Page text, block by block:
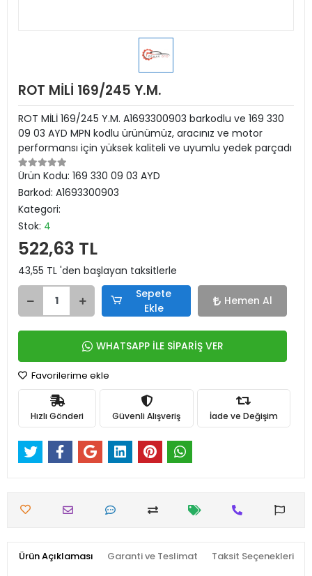
ROT MİLİ 169/245 Y.M.
ROT MİLİ 169/245 Y.M. A1693300903 barkodlu ve 169 330
09 03 AYD MPN kodlu ürünümüz, aracınız ve motor
performansı için yüksek kaliteli ve uyumlu yedek parçadı
Ürün Kodu: 169 330 09 03 AYD
Barkod: A1693300903
Kategori:
Stok: 4
522,63 TL
43,55 TL 'den başlayan taksitlerle
Sepete
Ekle
Hemen Al
WHATSAPP İLE SİPARİŞ VER
Favorilerime ekle
Hızlı Gönderi Güvenli Alışveriş İade ve Değişim
Ürün Açıklaması Garanti ve Teslimat Taksit Seçenekleri